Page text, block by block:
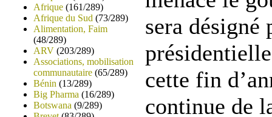
Afrique (161/289)
Afrique du Sud (73/289)
Alimentation, Faim
(48/289)
ARV (203/289)
Associations, mobilisation
communautaire (65/289)
Bénin (13/289)
Big Pharma (16/289)
Botswana (9/289)
sera désigné
cette fin
continue de